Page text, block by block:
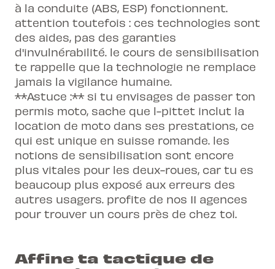
à la conduite (ABS, ESP) fonctionnent.
attention toutefois : ces technologies sont
des aides, pas des garanties
d'invulnérabilité. le cours de sensibilisation
te rappelle que la technologie ne remplace
jamais la vigilance humaine.
**Astuce :** si tu envisages de passer ton
permis moto, sache que l-pittet inclut la
location de moto dans ses prestations, ce
qui est unique en suisse romande. les
notions de sensibilisation sont encore
plus vitales pour les deux-roues, car tu es
beaucoup plus exposé aux erreurs des
autres usagers. profite de nos 11 agences
pour trouver un cours près de chez toi.
Affine ta tactique de